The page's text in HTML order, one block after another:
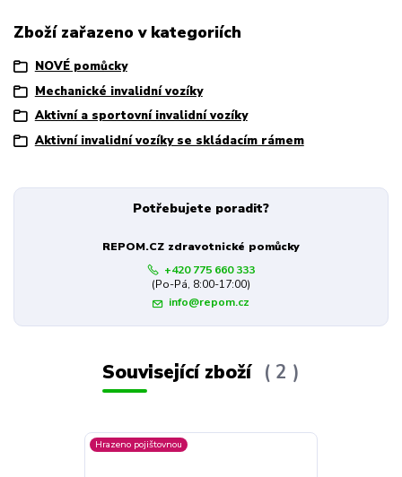
Zboží zařazeno v kategoriích
NOVÉ pomůcky
Mechanické invalidní vozíky
Aktivní a sportovní invalidní vozíky
Aktivní invalidní vozíky se skládacím rámem
Potřebujete poradit?
REPOM.CZ zdravotnické pomůcky
+420 775 660 333
(Po-Pá, 8:00-17:00)
info@repom.cz
Související zboží 2
Hrazeno pojištovnou